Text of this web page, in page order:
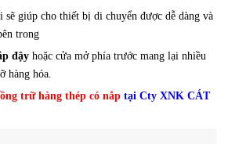
sẽ giúp cho thiết bị di chuyển được dễ dàng và
trong
đậy hoặc cửa mở phía trước mang lại nhiều
hàng hóa.
trữ hàng thép có nắp tại Cty XNK CÁT